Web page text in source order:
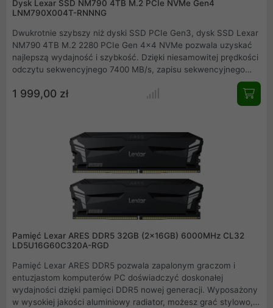
Dysk Lexar SSD NM790 4TB M.2 PCIe NVMe Gen4
LNM790X004T-RNNNG
Dwukrotnie szybszy niż dyski SSD PCIe Gen3, dysk SSD Lexar
NM790 4TB M.2 2280 PCIe Gen 4x4 NVMe pozwala uzyskać
najlepszą wydajność i szybkość. Dzięki niesamowitej prędkości
odczytu sekwencyjnego 7400 MB/s, zapisu sekwencyjnego
6500 MB/s i szybkości odczytu losowego do 1 000 000 IOP,
dysk SSD Lexar NM790 4TB ma wydajność, dzięki której
dotrzesz do mety jako pierwszy lub z łatwością dotrzymasz
1 999,00 zł
Pamięć Lexar ARES DDR5 32GB (2x16GB) 6000MHz CL32
LD5U16G60C320A-RGD
Pamięć Lexar ARES DDR5 pozwala zapalonym graczom i
entuzjastom komputerów PC doświadczyć doskonałej
wydajności dzięki pamięci DDR5 nowej generacji. Wyposażony
w wysokiej jakości aluminiowy radiator, możesz grać stylowo,